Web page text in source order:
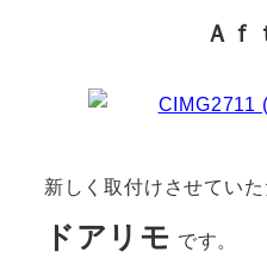
Ａｆ
新しく取付けさせてい
ドアリモ です。